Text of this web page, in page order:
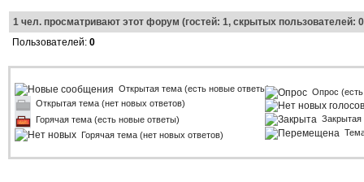
1чел. просматривают этот форум (гостей: 1, скрытых пользователей:
Пользователей: 0
Открытая тема (есть новые ответы)
Открытая тема (нет новых ответов)
Горячая тема (есть новые ответы)
Горячая тема (нет новых ответов)
Опрос
Закрытая